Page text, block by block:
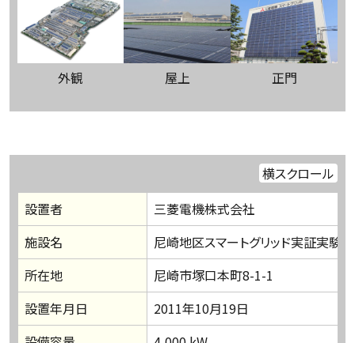
外観 屋上 正門
横スクロール
設置者
三菱電機株式会社
施設名
尼崎地区スマートグリッド実証実験
所在地
尼崎市塚口本町8-1-1
設置年月日
2011年10月19日